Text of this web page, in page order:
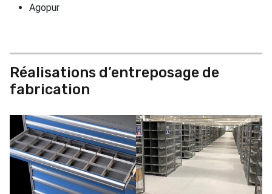
Agopur
Réalisations d’entreposage de
fabrication